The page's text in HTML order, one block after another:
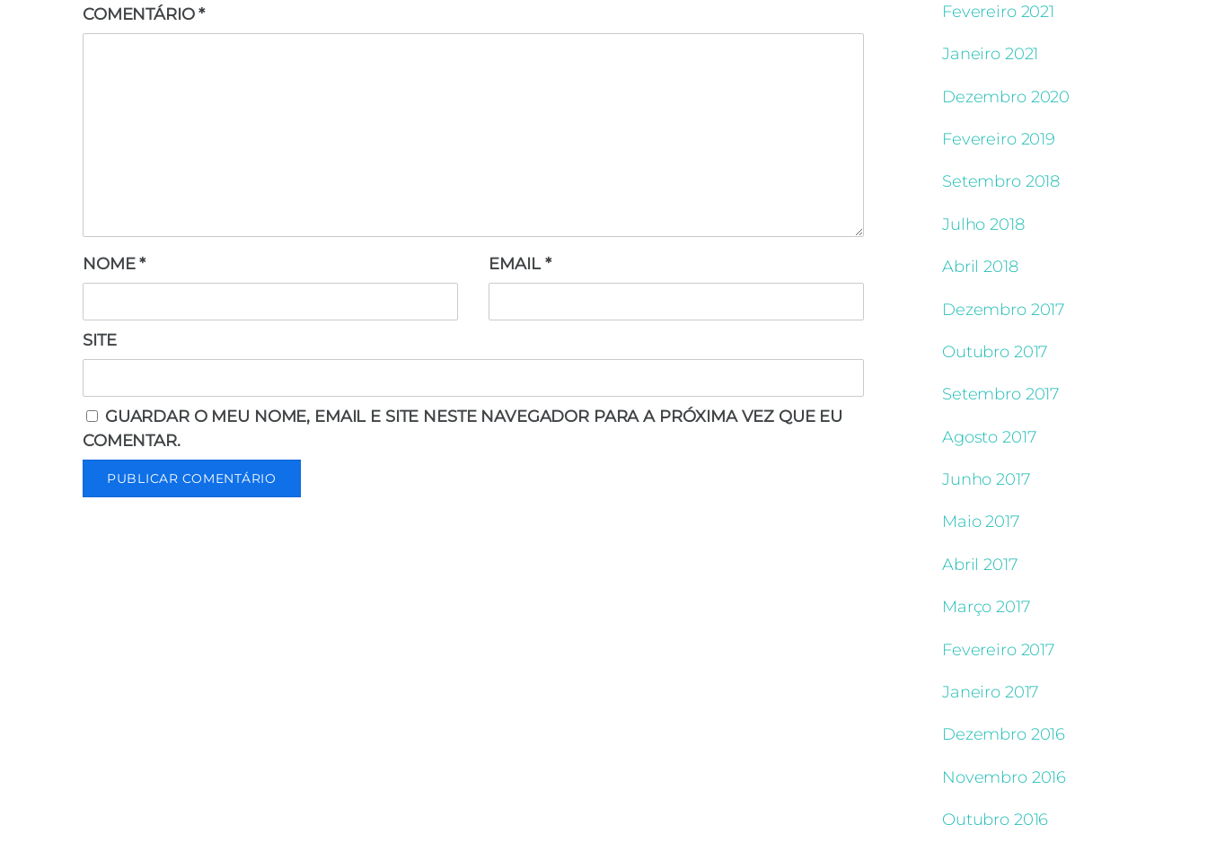
COMENTÁRIO*
NOME* EMAIL*
SITE
GUARDAR O MEU NOME, EMAIL E SITE NESTE NAVEGADOR PARA A PRÓXIMA VEZ QUE EU
COMENTAR.
Fevereiro 2021
Janeiro 2021
Dezembro 2020
Fevereiro 2019
Setembro 2018
Julho 2018
Abril 2018
Dezembro 2017
Outubro 2017
Setembro 2017
Agosto 2017
Junho 2017
Maio 2017
Abril 2017
Março 2017
Fevereiro 2017
Janeiro 2017
Dezembro 2016
Novembro 2016
Outubro 2016